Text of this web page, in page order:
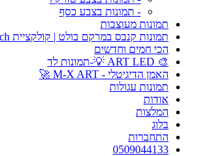
- תמונות בצבע כסף
תמונות מעוצבות
תמונות קנבס במרקם בולט | קולקציית Art Touch
הכי חמים וחדשים
🎨 ART LED 💡-תמונות לד
האמן הדיגיטלי - M-X ART 🚀
תמונות עגולות
אודות
המלצות
בלוג
התחברות
0509044133